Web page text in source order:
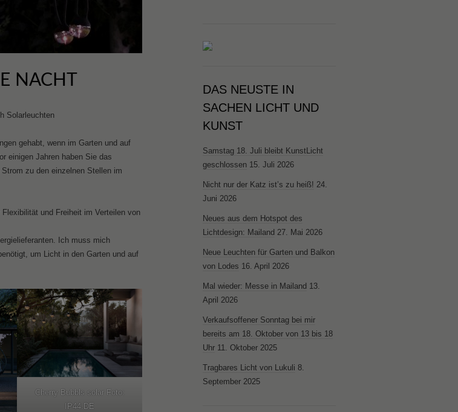
NACHT
Solarleuchten
gehabt, wenn im Garten und auf
einigen Jahren haben Sie das
zu den einzelnen Stellen im
und Freiheit im Verteilen von
Ich muss mich
um Licht in den Garten und auf
Cherry Bubbls solar Foto:
IP44.DE
DAS NEUSTE IN
SACHEN LICHT UND
KUNST
Samstag 18. Juli bleibt KunstLicht
geschlossen 15. Juli 2026
Nicht nur der Katz ist’s zu heiß! 24.
Juni 2026
Neues aus dem Hotspot des
Lichtdesign: Mailand 27. Mai 2026
Neue Leuchten für Garten und Balkon
von Lodes 16. April 2026
Mal wieder: Messe in Mailand 13.
April 2026
Verkaufsoffener Sonntag bei mir
bereits am 18. Oktober von 13 bis 18
Uhr 11. Oktober 2025
Tragbares Licht von Lukuli 8.
September 2025